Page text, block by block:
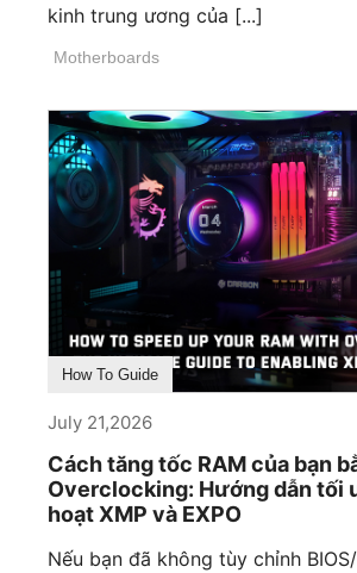
kinh trung ương của [...]
Motherboards
How To Guide
July 21,2026
Cách tăng tốc RAM của bạn
Overclocking: Hướng dẫn tối
hoạt XMP và EXPO
Nếu bạn đã không tùy chỉnh